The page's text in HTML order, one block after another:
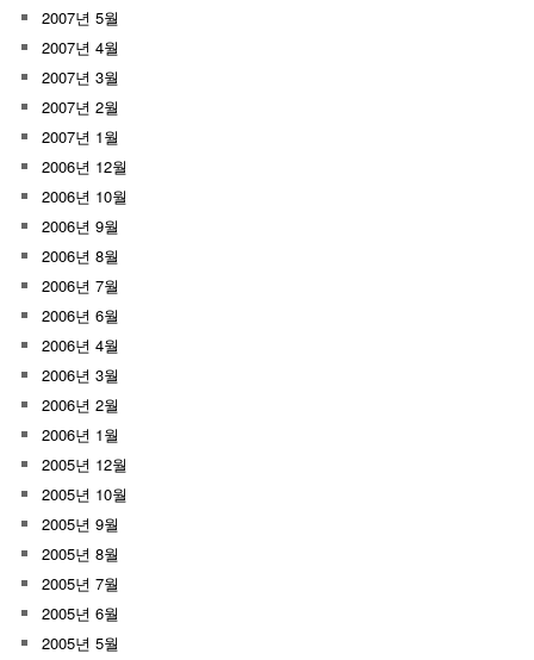
2007년 5월
2007년 4월
2007년 3월
2007년 2월
2007년 1월
2006년 12월
2006년 10월
2006년 9월
2006년 8월
2006년 7월
2006년 6월
2006년 4월
2006년 3월
2006년 2월
2006년 1월
2005년 12월
2005년 10월
2005년 9월
2005년 8월
2005년 7월
2005년 6월
2005년 5월